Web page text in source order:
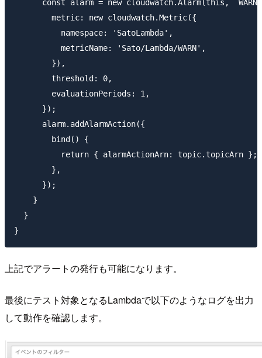
const alarm = new cloudwatch.Alarm(this,
        metric: new cloudwatch.Metric({
          namespace: 'SatoLambda',
          metricName: 'Sato/Lambda/WARN',
        }),
        threshold: 0,
        evaluationPeriods: 1,
      });
      alarm.addAlarmAction({
        bind() {
          return { alarmActionArn: topic.topicArn };
        },
      });
    }
  }
上記でアラートの発行も可能になります。
最後にテスト対象となるLambdaで以下のようなログを出力
して動作を確認します。